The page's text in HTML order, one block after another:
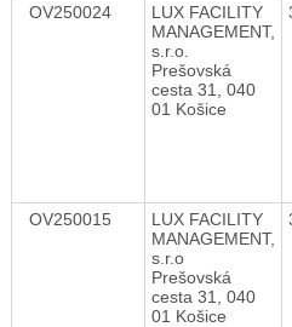
OV250024
LUX FACILITY
MANAGEMENT,
s.r.o.
Prešovská
cesta 31, 040
01 Košice
OV250015
LUX FACILITY
MANAGEMENT,
s.r.o
Prešovská
cesta 31, 040
01 Košice